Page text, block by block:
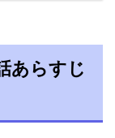
あらすじ